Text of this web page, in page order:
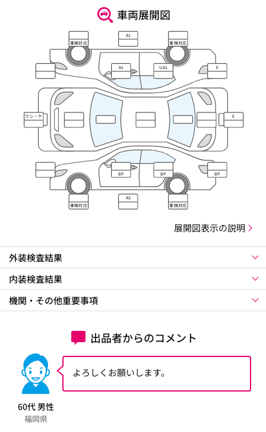
車両展開図
車検対応
A1
車検対応
A1 UA1 E
ワレ・ケ
ズレ
E
BP BP BP
車検対応
A3
車検対応
展開図表示の説明
外装検査結果
内装検査結果
機関・その他重要事項
出品者からのコメント
60代 男性
福岡県
よろしくお願いします。